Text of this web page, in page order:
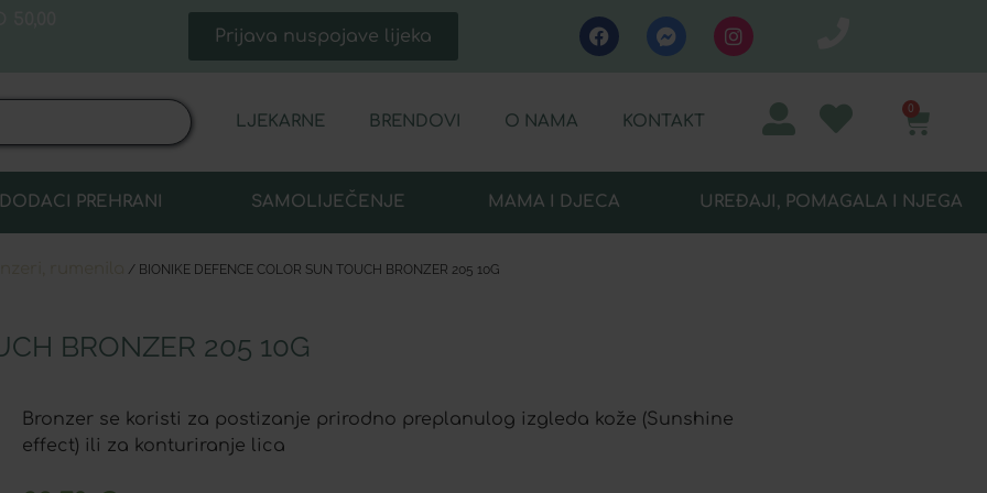
Prijava nuspojave lijeka
LJEKARNE BRENDOVI O NAMA KONTAKT
0
DODACI PREHRANI SAMOLIJEČENJE MAMA I DJECA UREĐAJI, POMAGALA I NJEGA
/ BIONIKE DEFENCE COLOR SUN TOUCH BRONZER 205 10G
BRONZER 205 10G
Bronzer se koristi za postizanje prirodno preplanulog izgleda kože (Sunshine
effect) ili za konturiranje lica